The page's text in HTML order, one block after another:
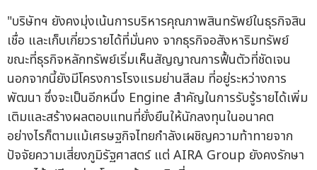
"บริษัทฯ ยังคงมุ่งเน้นการบริหารคุณภาพสินทรัพย์ในธุรกิจสิน
เชื่อ และเก็บเกี่ยวรายได้ที่มั่นคง จากธุรกิจอสังหาริมทรัพย์
ขณะที่ธุรกิจหลักทรัพย์เริ่มเห็นสัญญาณการฟื้นตัวที่ชัดเจน
นอกจากนี้ยังมีโครงการโรงแรมย่านสีลม ที่อยู่ระหว่างการ
พัฒนา ซึ่งจะเป็นอีกหนึ่ง Engine สำคัญในการรับรู้รายได้เพิ่ม
เติมและสร้างผลตอบแทนที่ยั่งยืนให้นักลงทุนในอนาคต
อย่างไรก็ตามแม้เศรษฐกิจไทยกำลังเผชิญความท้าทายจาก
ปัจจัยความเสี่ยงภูมิรัฐศาสตร์ แต่ AIRA Group ยังคงรักษา